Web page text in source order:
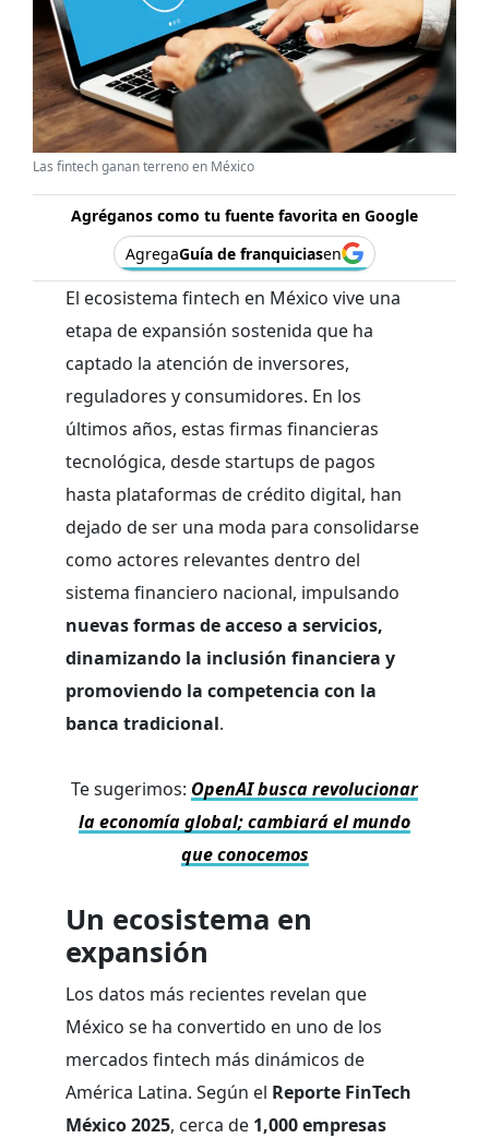
Las fintech ganan terreno en México
Agréganos como tu fuente favorita en Google
AgregaGuía de franquiciasen
El ecosistema fintech en México vive una
etapa de expansión sostenida que ha
captado la atención de inversores,
reguladores y consumidores. En los
últimos años, estas firmas financieras
tecnológica, desde startups de pagos
hasta plataformas de crédito digital, han
dejado de ser una moda para consolidarse
como actores relevantes dentro del
sistema financiero nacional, impulsando
nuevas formas de acceso a servicios,
dinamizando la inclusión financiera y
promoviendo la competencia con la
banca tradicional.
Te sugerimos: OpenAI busca revolucionar
la economía global; cambiará el mundo
que conocemos
Un ecosistema en
expansión
Los datos más recientes revelan que
México se ha convertido en uno de los
mercados fintech más dinámicos de
América Latina. Según el Reporte FinTech
México 2025, cerca de 1,000 empresas